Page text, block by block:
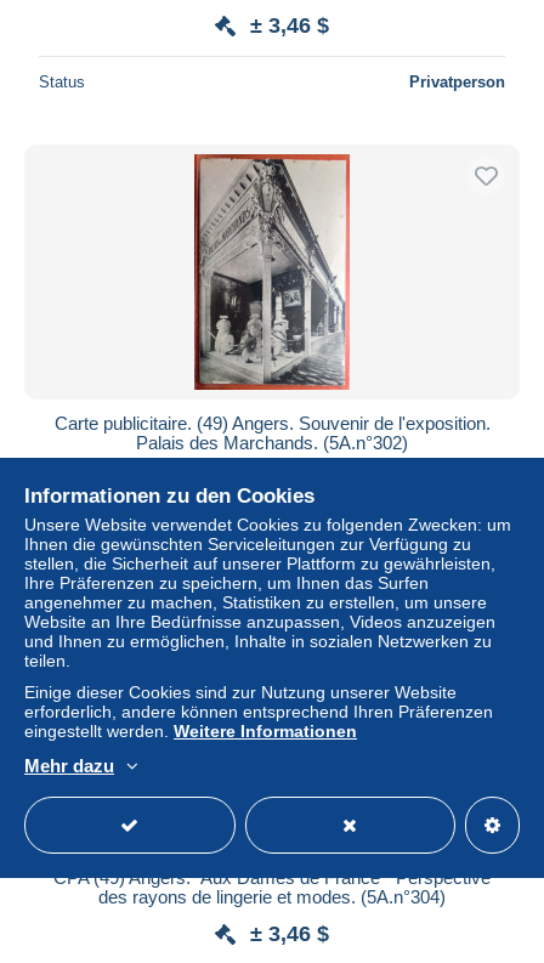
± 3,46 $
Status Privatperson
Carte publicitaire. (49) Angers. Souvenir de l'exposition.
Palais des Marchands. (5A.n°302)
Status Gewerblicher Händler
CPA (49) Angers." Aux Dames de France " Perspective
des rayons de lingerie et modes. (5A.n°304)
± 3,46 $
Informationen zu den Cookies
Unsere Website verwendet Cookies zu folgenden Zwecken: um
Ihnen die gewünschten Serviceleitungen zur Verfügung zu
stellen, die Sicherheit auf unserer Plattform zu gewährleisten,
Ihre Präferenzen zu speichern, um Ihnen das Surfen
angenehmer zu machen, Statistiken zu erstellen, um unsere
Website an Ihre Bedürfnisse anzupassen, Videos anzuzeigen
und Ihnen zu ermöglichen, Inhalte in sozialen Netzwerken zu
teilen.
Einige dieser Cookies sind zur Nutzung unserer Website
erforderlich, andere können entsprechend Ihren Präferenzen
eingestellt werden. Weitere Informationen
Mehr dazu